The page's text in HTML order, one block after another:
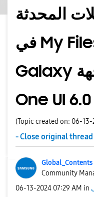
المحدثة
في My Files على أجهزة
Galaxy المزودة بواجهة
One UI 6.0
(Topic created on: 06-
- Close original
Global_Contents
Community
‎06-13-2024 07:29 AM in